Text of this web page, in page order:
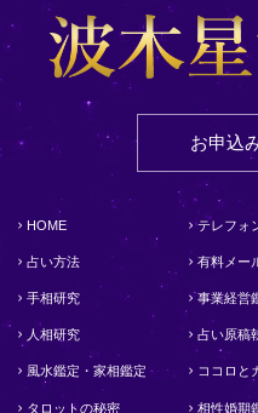
お申込
HOME
占い方法
手相研究
人相研究
風水鑑定・家相鑑定
タロットの秘密
テレフォ
有料メー
事業経営
占い原稿
ココロと
相性婚期